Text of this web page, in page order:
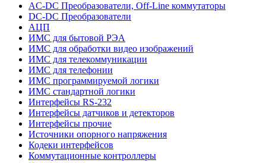
AC-DC Преобразователи, Off-Line коммутаторы
DC-DC Преобразователи
АЦП
ИМС для бытовой РЭА
ИМС для обработки видео изображений
ИМС для телекоммуникации
ИМС для телефонии
ИМС программируемой логики
ИМС стандартной логики
Интерфейсы RS-232
Интерфейсы датчиков и детекторов
Интерфейсы прочие
Источники опорного напряжения
Кодеки интерфейсов
Коммутационные контроллеры